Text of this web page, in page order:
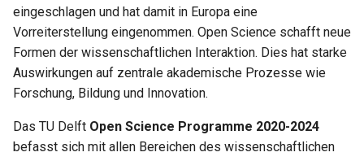
eingeschlagen und hat damit in Europa eine
Vorreiterstellung eingenommen. Open Science schafft neue
Formen der wissenschaftlichen Interaktion. Dies hat starke
Auswirkungen auf zentrale akademische Prozesse wie
Forschung, Bildung und Innovation.
Das TU Delft Open Science Programme 2020-2024
befasst sich mit allen Bereichen des wissenschaftlichen